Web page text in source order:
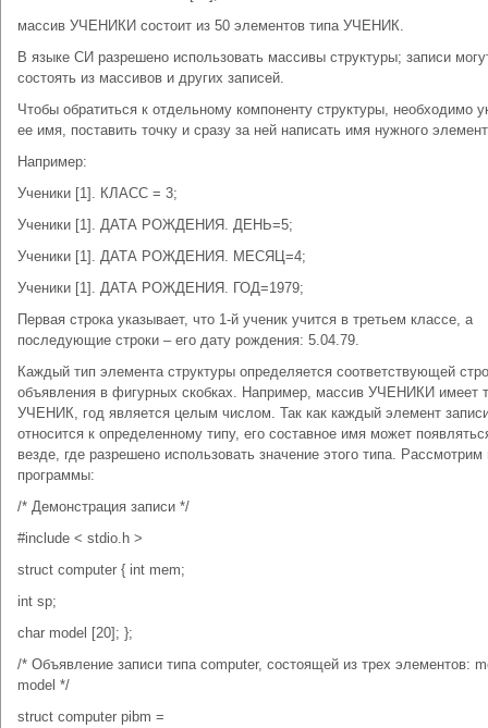
массив УЧЕНИКИ состоит из 50 элементов типа УЧЕНИК.
В языке СИ разрешено использовать массивы структуры; записи
состоять из массивов и других записей.
Чтобы обратиться к отдельному компоненту структуры, необходимо
ее имя, поставить точку и сразу за ней написать имя нужного
Например:
Ученики [1]. КЛАСС = 3;
Ученики [1]. ДАТА РОЖДЕНИЯ. ДЕНЬ=5;
Ученики [1]. ДАТА РОЖДЕНИЯ. МЕСЯЦ=4;
Ученики [1]. ДАТА РОЖДЕНИЯ. ГОД=1979;
Первая строка указывает, что 1-й ученик учится в третьем классе, а
последующие строки – его дату рождения: 5.04.79.
Каждый тип элемента структуры определяется соответствующей
объявления в фигурных скобках. Например, массив УЧЕНИКИ имеет
УЧЕНИК, год является целым числом. Так как каждый элемент
относится к определенному типу, его составное имя может
везде, где разрешено использовать значение этого типа.
программы:
/* Демонстрация записи */
#include < stdio.h >
struct computer { int mem;
int sp;
char model [20]; };
/* Объявление записи типа computer, состоящей из трех элементов:
model */
struct computer pibm =